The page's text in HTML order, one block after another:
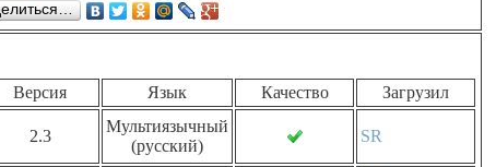
Версия Язык Качество
Загрузил
2.3
Мультиязычный
(русский)
SR